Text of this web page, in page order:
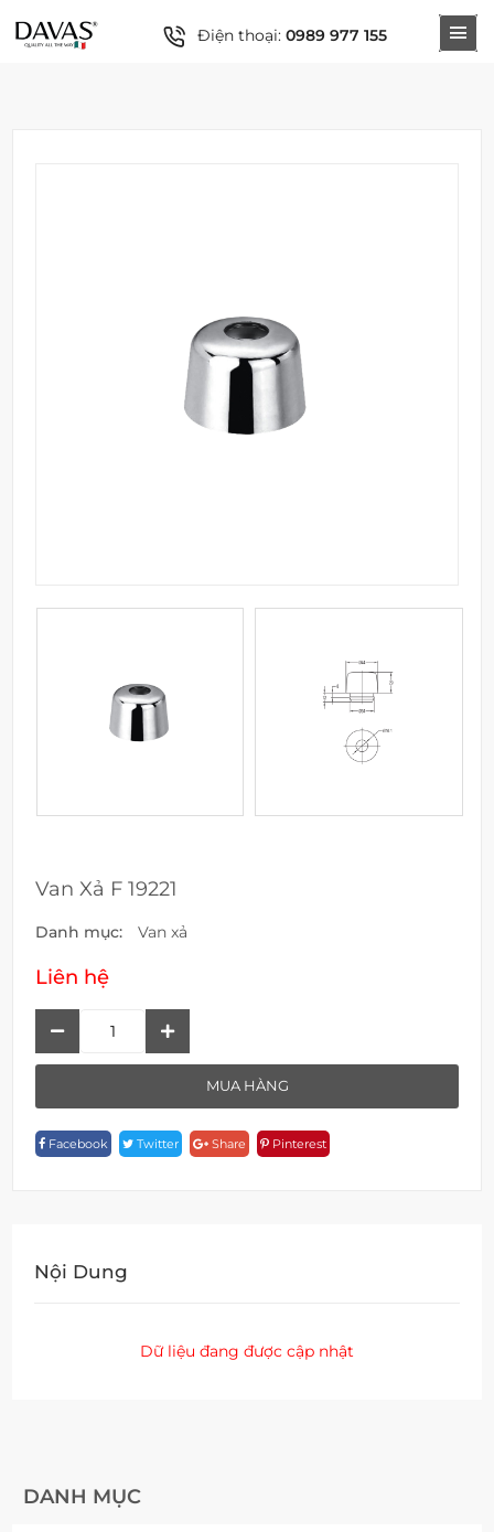
Điện thoại: 0989 977 155
DANH MỤC
Van Xả F 19221
Danh mục: Van xả
Liên hệ
Quantity
MUA HÀNG
Facebook Twitter Share Pinterest
Nội Dung
Dữ liệu đang được cập nhật